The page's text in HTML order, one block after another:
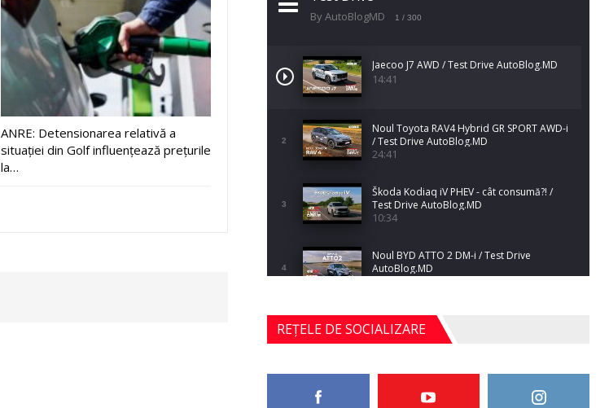
ANRE: Detensionarea relativă a
situației din Golf influențează prețurile
la…
By AutoBlogMD 1 / 300
Jaecoo J7 AWD / Test Drive AutoBlog.MD
14:41
2
Noul Toyota RAV4 Hybrid GR SPORT AWD-i
/ Test Drive AutoBlog.MD
24:41
3
Škoda Kodiaq iV PHEV - cât consumă?! /
Test Drive AutoBlog.MD
10:34
4
Noul BYD ATTO 2 DM-i / Test Drive
AutoBlog.MD
5
Noul Mercedes-Benz S-Class facelift (S 580
4MATIC V223) / Test Drive AutoBlog.MD
27:33
REȚELE DE SOCIALIZARE